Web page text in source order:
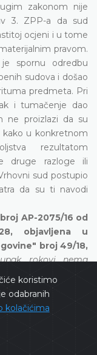
koristimo
odabranih
kolačićima
zakonom nije
3. ZPP-a da sud
ocjeni i u tome
pravom.
spornu odredbu
sudova i došao
predmeta. Pri
i tumačenje dao
ne proizlazi da su
kako u konkretnom
rezultatom
druge razloge ili
sud postupio
da su ti navodi
AP-2075/16 od
objavljena u
broj 49/18,
rokovi, nema
člana II/3.e) Ustava
Ustavnog suda
u cijelosti odnose